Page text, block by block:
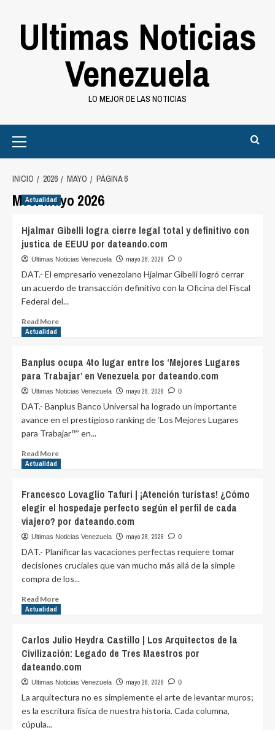
Ultimas Noticias
Venezuela
LO MEJOR DE LAS NOTICIAS
Menu
INICIO 2026 MAYO PÁGINA 6
Mes:mayo 2026
Actualidad
Hjalmar Gibelli logra cierre legal total y definitivo con
justica de EEUU por dateando.com
Ultimas Noticias Venezuela mayo 28, 2026 0
DAT.- El empresario venezolano Hjalmar Gibelli logró cerrar
un acuerdo de transacción definitivo con la Oficina del Fiscal
Federal del...
Read MoreRead
Gibelli
logra
cierre
legal
total
y
definitivo
justica
de
por
dateando.com
Actualidad
Banplus ocupa 4to lugar entre los ‘Mejores Lugares
para Trabajar’ en Venezuela por dateando.com
Ultimas Noticias Venezuela mayo 28, 2026 0
DAT.- Banplus Banco Universal ha logrado un importante
avance en el prestigioso ranking de ‘Los Mejores Lugares
para Trabajar™’ en...
Read MoreRead
ocupa
4to
lugar
entre
‘Mejores
Lugares
para
en
Venezuela
dateando.com
Actualidad
Francesco Lovaglio Tafuri | ¡Atención turistas! ¿Cómo
elegir el hospedaje perfecto según el perfil de cada
viajero? por dateando.com
Ultimas Noticias Venezuela mayo 28, 2026 0
DAT.- Planificar las vacaciones perfectas requiere tomar
decisiones cruciales que van mucho más allá de la simple
compra de los...
Read MoreRead
Lovaglio
Tafuri
|
¡Atención
¿Cómo
elegir
Actualidad
Carlos Julio Heydra Castillo | Los Arquitectos de la
Civilización: Legado de Tres Maestros por
dateando.com
Ultimas Noticias Venezuela mayo 28, 2026 0
La arquitectura no es simplemente el arte de levantar muros;
es la escritura física de nuestra historia. Cada columna,
cúpula...